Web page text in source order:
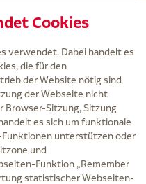
Cookies
verwendet. Dabei handelt es
die für den
der Website nötig sind
der Webseite nicht
Browser-Sitzung, Sitzung
es sich um funktionale
unterstützen oder
und
Funktion „Remember
statistischer Webseiten-